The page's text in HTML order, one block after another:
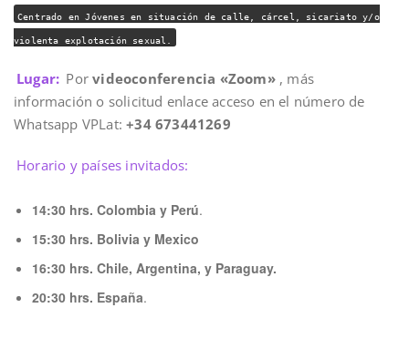
Centrado en Jóvenes en situación de calle, cárcel, sicariato y/o
violenta explotación sexual.
Lugar: Porvideoconferencia «Zoom» , más
información o solicitud enlace acceso en el número de
Whatsapp VPLat:+34 673441269
Horario y países invitados:
14:30 hrs. Colombia y Perú.
15:30 hrs. Bolivia y Mexico
16:30 hrs. Chile, Argentina, y Paraguay.
20:30 hrs. España.